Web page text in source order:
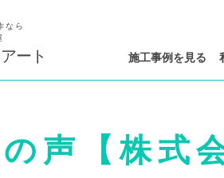
なら
ート 施工事例を見る
声【株式